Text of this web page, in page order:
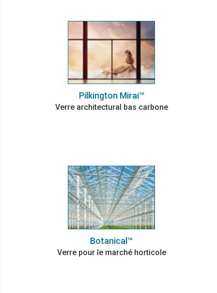
Pilkington Mirai™
Verre architectural bas carbone
Botanical™
Verre pour le marché horticole